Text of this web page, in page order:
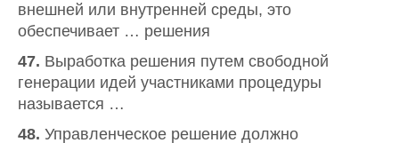
внешней или внутренней среды, это
обеспечивает … решения
47. Выработка решения путем свободной
генерации идей участниками процедуры
называется …
48. Управленческое решение должно